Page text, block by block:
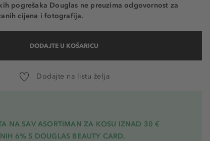
pogrešaka Douglas ne preuzima odgovornost za
cijena i fotografija.
DODAJTE U KOŠARICU
Dodajte na listu želja
NA SAV ASORTIMAN ZA KOSU IZNAD 30 €
6% S DOUGLAS BEAUTY CARD.